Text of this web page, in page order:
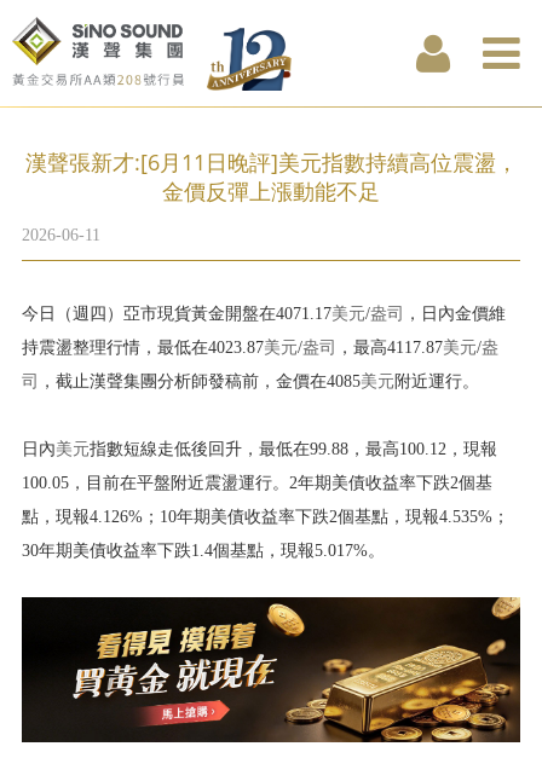
漢聲張新才:[6月11日晚評]美元指數持續高位震盪，
金價反彈上漲動能不足
2026-06-11
今日（週四）亞市現貨黃金開盤在4071.17美元/盎司
，日內金價維
持震盪整理行情，最低在4023.87美元/盎司 ，最高4117.87美元/盎
司
，截止漢聲集團分析師發稿前，金價在4085美元附近運行。
日內美元指數短線走低後回升，最低在99.88，最高100.12，現報
100.05，目前在平盤附近震盪運行。2年期美債收益率下跌2個基
點，現報4.126%；10年期美債收益率下跌2個基點，現報4.535%；
30年期美債收益率下跌1.4個基點，現報5.017%。